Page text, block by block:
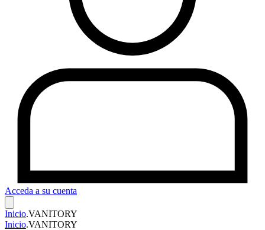
Acceda a su cuenta
Inicio.VANITORY
Inicio.VANITORY